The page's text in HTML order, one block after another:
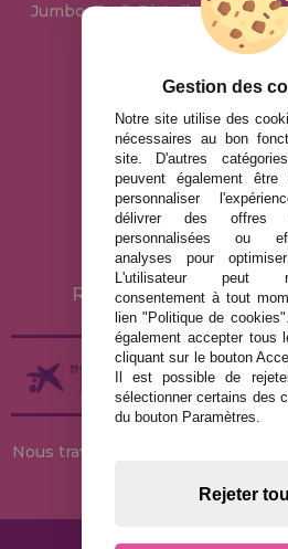
Jumbo, Trefl, Piatnik,
bien
MENTIONS
POLITIQUE DE
POLITIQUE DE
LIVRAISON ET
RETOURS / DROIT DE
Nous travaillons avec des stocks
Gestion des
Notre site utilise des
nécessaires au bon
site. D'autres
peuvent également être
personnaliser
délivrer des offres
personnalisées ou
analyses pour
L'utilisateur peut
consentement à tout
lien "Politique de
également accepter tous
cliquant sur le bouton
Il est possible de
sélectionner certains des
du bouton Paramètres.
Rejeter